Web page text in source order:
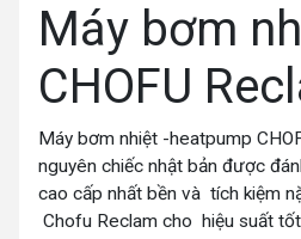
Máy bơm
CHOFU
Máy bơm nhiệt -heatpump
nguyên chiếc nhật bản được
cao cấp nhất bền và tích kiệm
Chofu Reclam cho hiệu suất tốt